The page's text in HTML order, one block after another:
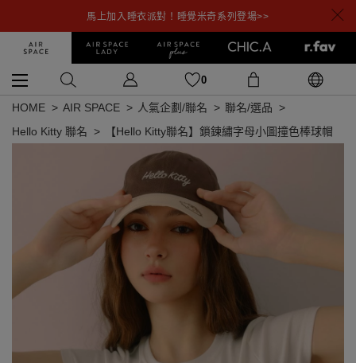
馬上加入睡衣派對！睡覺米奇系列登場>>
0
HOME AIR SPACE 人氣企劃/聯名
聯名/選品
Hello Kitty 聯名
【Hello Kitty聯名】鎖鍊繡字母小圖撞色棒球帽